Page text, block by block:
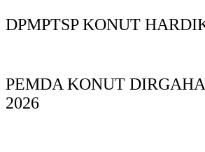
DPMPTSP KONUT
PEMDA KONUT
2026